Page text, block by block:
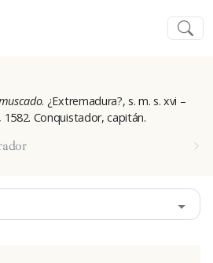
. ¿Extremadura?, s. m. s. xvi –
Conquistador, capitán.